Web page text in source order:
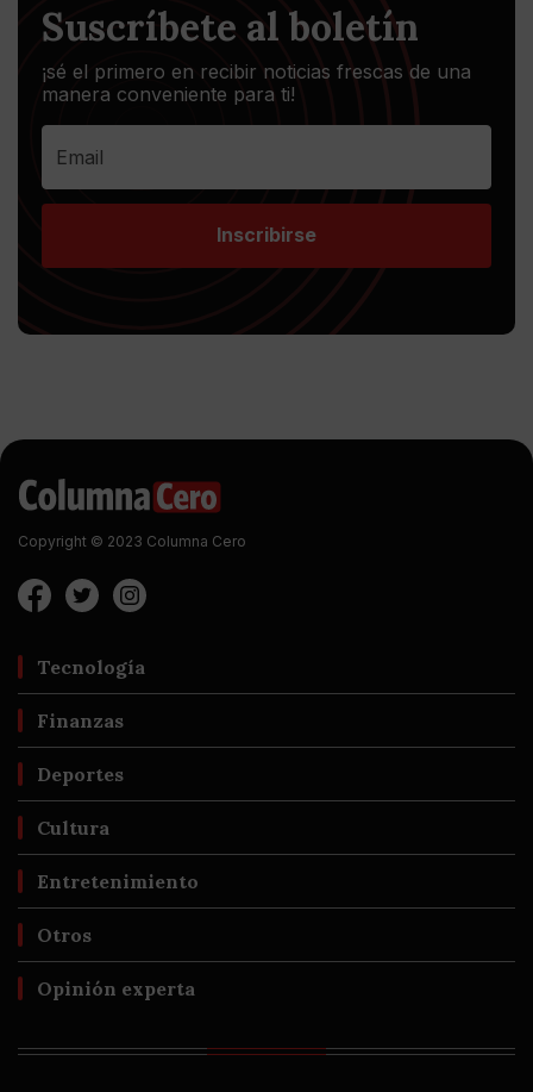
Suscríbete al boletín
¡sé el primero en recibir noticias frescas de una
manera conveniente para ti!
Inscribirse
Copyright © 2023 Columna Cero
Tecnología
Finanzas
Deportes
Cultura
Entretenimiento
Otros
Opinión experta